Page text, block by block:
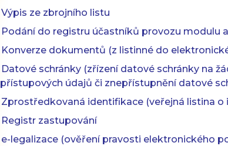
Výpis ze zbrojního listu
Podání do registru účastníků provozu modulu
Konverze dokumentů (z listinné do
Datové schránky (zřízení datové schránky na
přístupových údajů či znepřístupnění datové
Zprostředkovaná identifikace (veřejná listina o
Registr zastupování
e-legalizace (ověření pravosti elektronického